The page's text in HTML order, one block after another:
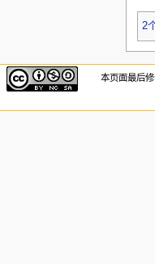
2
本页面最后